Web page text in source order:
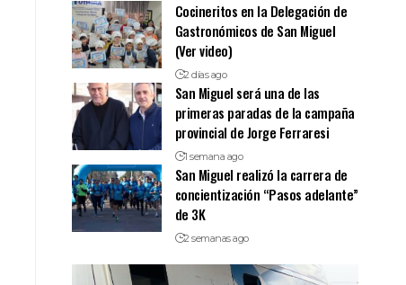
Cocineritos en la Delegación de
Gastronómicos de San Miguel
(Ver video)
2 días ago
San Miguel será una de las
primeras paradas de la campaña
provincial de Jorge Ferraresi
1 semana ago
San Miguel realizó la carrera de
concientización “Pasos adelante”
de 3K
2 semanas ago